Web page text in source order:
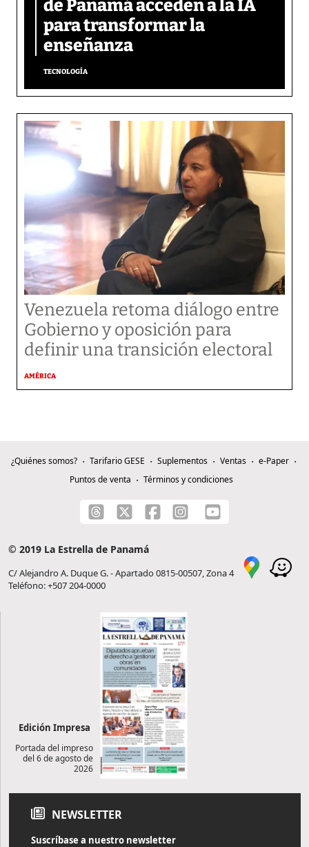
de Panamá acceden a la IA
para transformar la
enseñanza
TECNOLOGÍA
Venezuela retoma diálogo entre
Gobierno y oposición para
definir una transición electoral
AMÉRICA
¿Quiénes somos? Tarifario GESE Suplementos Ventas
e-Paper
Puntos de venta
Términos y condiciones
© 2019 La Estrella de Panamá
C/ Alejandro A. Duque G. - Apartado 0815-00507, Zona 4
Teléfono: +507 204-0000
Edición Impresa
Portada del impreso
del 6 de agosto de
2026
NEWSLETTER
Suscríbase a nuestro newsletter